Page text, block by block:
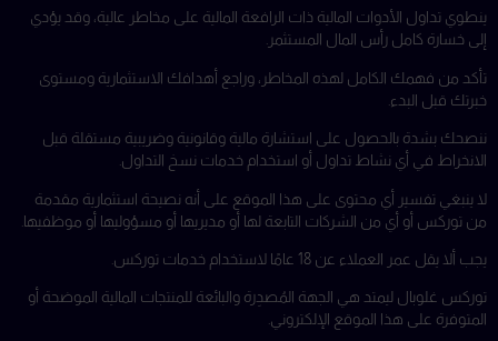
ينطوي تداول الأدوات المالية ذات الرافعة المالية على مخاطر عالية، وقد يؤدي
إلى خسارة كامل رأس المال المستثمر.
تأكد من فهمك الكامل لهذه المخاطر، وراجع أهدافك الاستثمارية ومستوى
خبرتك قبل البدء.
ننصحك بشدة بالحصول على استشارة مالية وقانونية وضريبية مستقلة قبل
الانخراط في أي نشاط تداول أو استخدام خدمات نسخ التداول.
لا ينبغي تفسير أي محتوى على هذا الموقع على أنه نصيحة استثمارية مقدمة
من توركس أو أي من الشركات التابعة لها أو مديريها أو مسؤوليها أو موظفيها.
يجب ألا يقل عمر العملاء عن 18 عامًا لاستخدام خدمات توركس.
توركس غلوبال ليمتد هي الجهة المُصدِرة والبائعة للمنتجات المالية الموضحة أو
المتوفرة على هذا الموقع الإلكتروني.